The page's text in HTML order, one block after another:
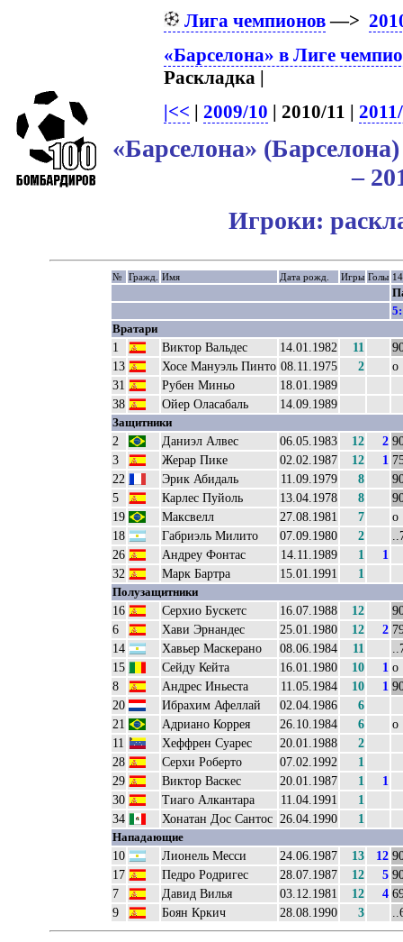
Лига чемпионов—>
«Барселона» в Лиге
Раскладка |
|<< | 2009/10 | 2010/11 |
«Барселона»
–
Игроки:
№ Гражд. Имя Дата рожд. Игры Голы
Вратари
1 Виктор Вальдес 14.01.1982 11
13
Хосе Мануэль Пинто 08.11.1975 2
о
31
Рубен Миньо
18.01.1989
38
Ойер Оласабаль 14.09.1989
Защитники
2 Даниэл Алвес 06.05.1983 12 2
3
Жерар Пике 02.02.1987 12 1
22
Эрик Абидаль 11.09.1979 8
5
Карлес Пуйоль 13.04.1978 8
19
Максвелл 27.08.1981 7
о
18
Габриэль Милито 07.09.1980 2
26
Андреу Фонтас 14.11.1989 1
1
32
Марк Бартра 15.01.1991 1
Полузащитники
16 Серхио Бускетс 16.07.1988 12
6
Хави Эрнандес 25.01.1980 12 2
14
Хавьер Маскерано 08.06.1984 11
15
Сейду Кейта 16.01.1980 10 1 о
8
Андрес Иньеста 11.05.1984 10 1
20
Ибрахим Афеллай 02.04.1986
6
21
Адриано Коррея 26.10.1984 6
о
11
Хеффрен Суарес 20.01.1988
2
28
Серхи Роберто 07.02.1992
1
29
Виктор Васкес 20.01.1987 1
1
30
Тиаго Алкантара 11.04.1991
1
34
Хонатан Дос Сантос 26.04.1990 1
Нападающие
10 Лионель Месси 24.06.1987 13 12
17
Педро Родригес 28.07.1987 12 5
7
Давид Вилья 03.12.1981 12 4
9
Боян Кркич 28.08.1990 3